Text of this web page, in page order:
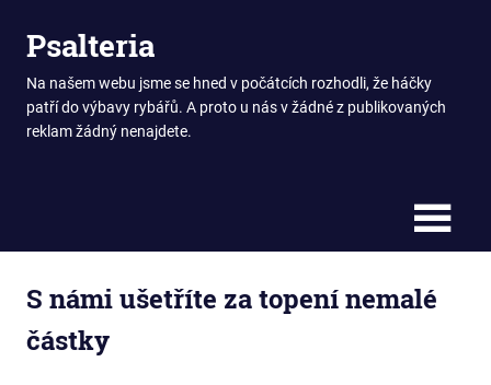
Psalteria
Na našem webu jsme se hned v počátcích rozhodli, že háčky
patří do výbavy rybářů. A proto u nás v žádné z publikovaných
reklam žádný nenajdete.
S námi ušetříte za topení nemalé
částky